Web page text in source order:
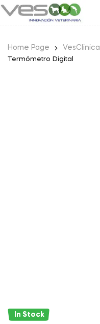
Home Page VesClinical
Termómetro Digital
In Stock